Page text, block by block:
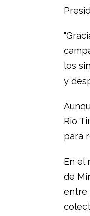
los
y
Rio
para
En el
de
entre